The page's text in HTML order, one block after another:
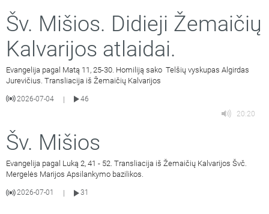
Šv. Mišios. Didieji Žemaičių
Kalvarijos atlaidai.
Evangelija pagal Matą 11, 25-30. Homiliją sako Telšių vyskupas Algirdas
Jurevičius. Transliacija iš Žemaičių Kalvarijos
2026-07-04 |
46
20:20
Šv. Mišios
Evangelija pagal Luką 2, 41 - 52. Transliacija iš Žemaičių Kalvarijos Švč.
Mergelės Marijos Apsilankymo bazilikos.
2026-07-01 31